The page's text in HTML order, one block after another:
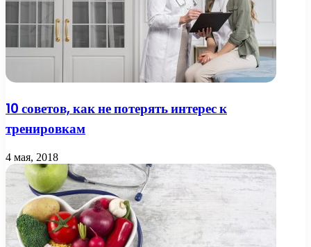
10 советов, как не потерять интерес к
тренировкам
4 мая, 2018